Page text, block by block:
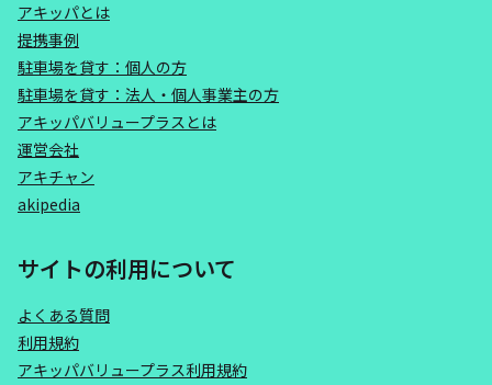
アキッパとは
提携事例
駐車場を貸す：個人の方
駐車場を貸す：法人・個人事業主の方
アキッパバリュープラスとは
運営会社
アキチャン
akipedia
サイトの利用について
よくある質問
利用規約
アキッパバリュープラス利用規約